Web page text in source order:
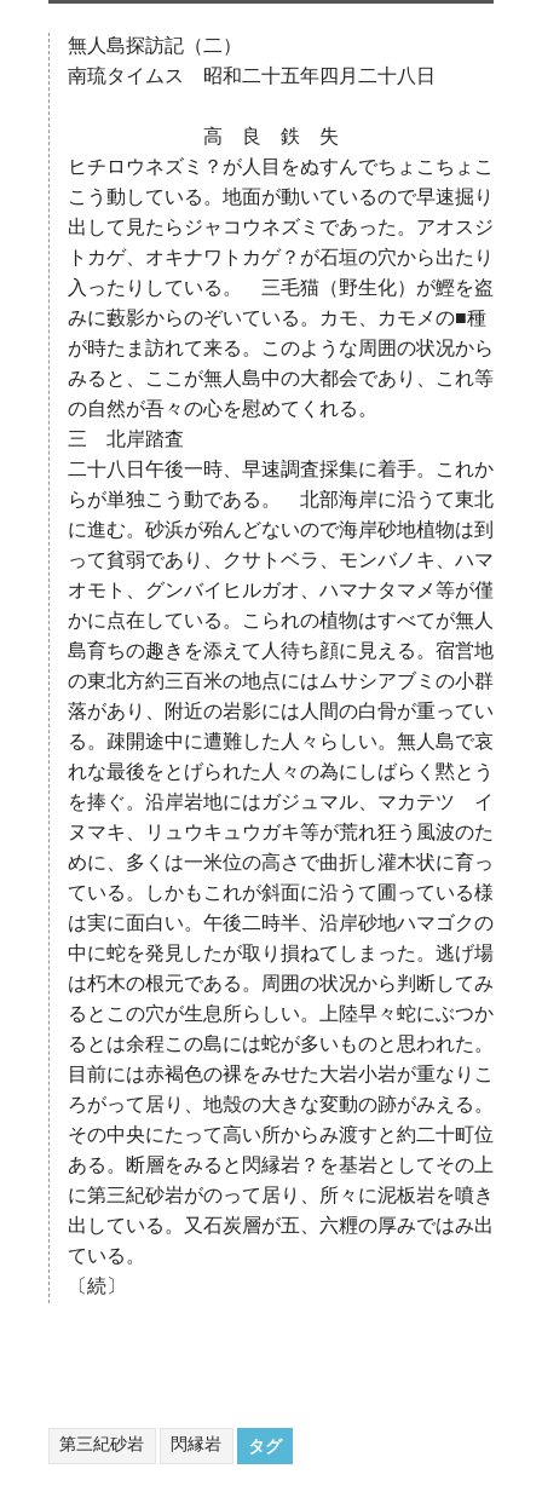
無人島探訪記（二）
南琉タイムス 昭和二十五年四月二十八日
高 良 鉄 失
ヒチロウネズミ？が人目をぬすんでちょこちょこ
こう動している。地面が動いているので早速掘り
出して見たらジャコウネズミであった。アオスジ
トカゲ、オキナワトカゲ？が石垣の穴から出たり
入ったりしている。 三毛猫（野生化）が鰹を盗
みに藪影からのぞいている。カモ、カモメの■種
が時たま訪れて来る。このような周囲の状况から
みると、ここが無人島中の大都会であり、これ等
の自然が吾々の心を慰めてくれる。
三 北岸踏査
二十八日午後一時、早速調査採集に着手。これか
らが単独こう動である。 北部海岸に沿うて東北
に進む。砂浜が殆んどないので海岸砂地植物は到
って貧弱であり、クサトベラ、モンバノキ、ハマ
オモト、グンバイヒルガオ、ハマナタマメ等が僅
かに点在している。こられの植物はすべてが無人
島育ちの趣きを添えて人待ち顔に見える。宿営地
の東北方約三百米の地点にはムサシアブミの小群
落があり、附近の岩影には人間の白骨が重ってい
る。疎開途中に遭難した人々らしい。無人島で哀
れな最後をとげられた人々の為にしばらく黙とう
を捧ぐ。沿岸岩地にはガジュマル、マカテツ イ
ヌマキ、リュウキュウガキ等が荒れ狂う風波のた
めに、多くは一米位の高さで曲折し灌木状に育っ
ている。しかもこれが斜面に沿うて圃っている様
は実に面白い。午後二時半、沿岸砂地ハマゴクの
中に蛇を発見したが取り損ねてしまった。逃げ場
は朽木の根元である。周囲の状况から判断してみ
るとこの穴が生息所らしい。上陸早々蛇にぶつか
るとは余程この島には蛇が多いものと思われた。
目前には赤褐色の裸をみせた大岩小岩が重なりこ
ろがって居り、地殼の大きな変動の跡がみえる。
その中央にたって高い所からみ渡すと約二十町位
ある。断層をみると閃縁岩？を基岩としてその上
に第三紀砂岩がのって居り、所々に泥板岩を噴き
出している。又石炭層が五、六糎の厚みではみ出
ている。
〔続〕
タグ
第三紀砂岩 閃縁岩